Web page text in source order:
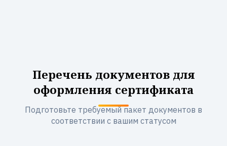
Перечень документов для
оформления сертификата
Подготовьте требуемый пакет документов в
соответствии с вашим статусом